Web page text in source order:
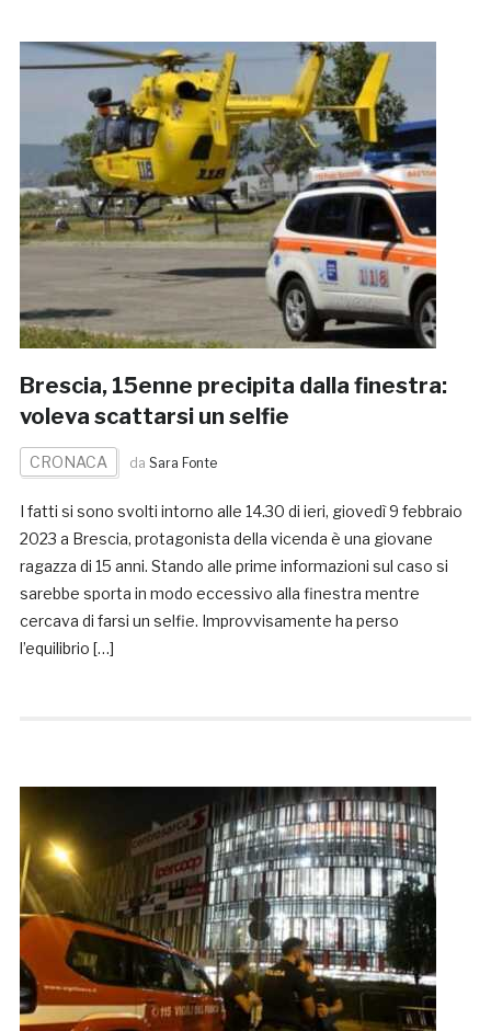
Brescia, 15enne precipita dalla finestra:
voleva scattarsi un selfie
CRONACA da Sara Fonte
I fatti si sono svolti intorno alle 14.30 di ieri, giovedì 9 febbraio
2023 a Brescia, protagonista della vicenda è una giovane
ragazza di 15 anni. Stando alle prime informazioni sul caso si
sarebbe sporta in modo eccessivo alla finestra mentre
cercava di farsi un selfie. Improvvisamente ha perso
l’equilibrio […]